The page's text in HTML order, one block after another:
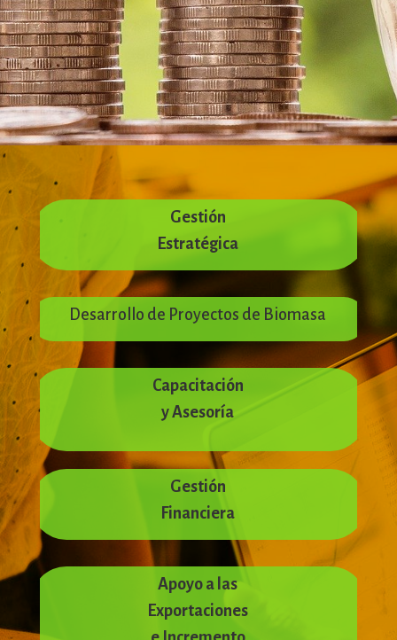
Gestión
Estratégica
Desarrollo de Proyectos de Biomasa
Capacitación
y Asesoría
Gestión
Financiera
Apoyo a las
Exportaciones